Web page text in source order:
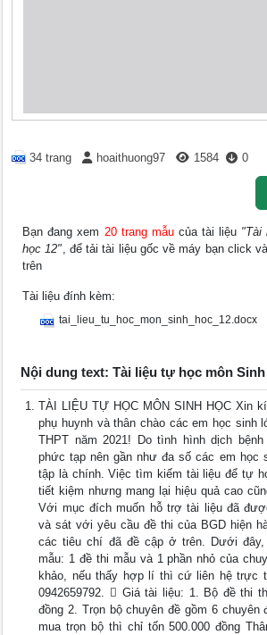
34 trang hoaithuong97 1584 0
Bạn đang xem 20 trang mẫucủa tài liệu "Tài
học 12", để tải tài liệu gốc về máy bạn click
trên
Tài liệu đính kèm:
tai_lieu_tu_hoc_mon_sinh_hoc_12.docx
Nội dung text: Tài liệu tự học môn Sinh
TÀI LIỆU TỰ HỌC MÔN SINH HỌC Xin
phụ huynh và thân chào các em học sinh
THPT năm 2021! Do tình hình dịch
phức tạp nên gần như đa số các em học
tập là chính. Việc tìm kiếm tài liệu để tự
tiết kiệm nhưng mang lại hiệu quả cao
Với mục đích muốn hỗ trợ tài liệu đã
và sát với yêu cầu đề thi của BGD hiện
các tiêu chí đã đề cập ở trên. Dưới
mẫu: 1 đề thi mẫu và 1 phần nhỏ của
khảo, nếu thấy hợp lí thì cứ liên hệ trực
0942659792.  Giá tài liệu: 1. Bộ đề thi
đồng 2. Trọn bộ chuyên đề gồm 6 chuyên
mua trọn bộ thì chỉ tốn 500.000 đồng